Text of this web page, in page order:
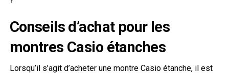
Conseils d’achat pour les
montres Casio étanches
Lorsqu’il s’agit d’acheter une montre Casio étanche, il est